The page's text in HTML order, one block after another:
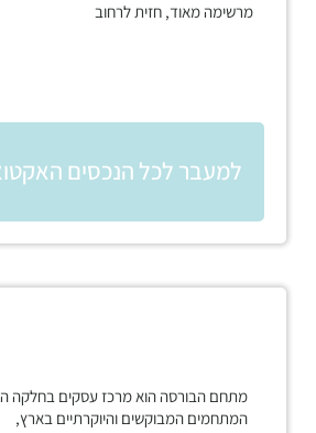
מרשימה מאוד, חזית לרחוב
למעבר לכל הנכסים
מתחם הבורסה הוא מרכז עסקים בחלקה
המתחמים המבוקשים והיוקרתיים בארץ,